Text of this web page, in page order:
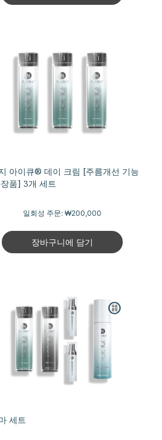
아이큐® 데이 크림 [주름개선 기능
품] 3개 세트
일회성 주문: ₩200,000
장바구니에 담기
세트